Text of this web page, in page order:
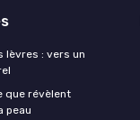
lèvres : vers un
que révèlent
peau